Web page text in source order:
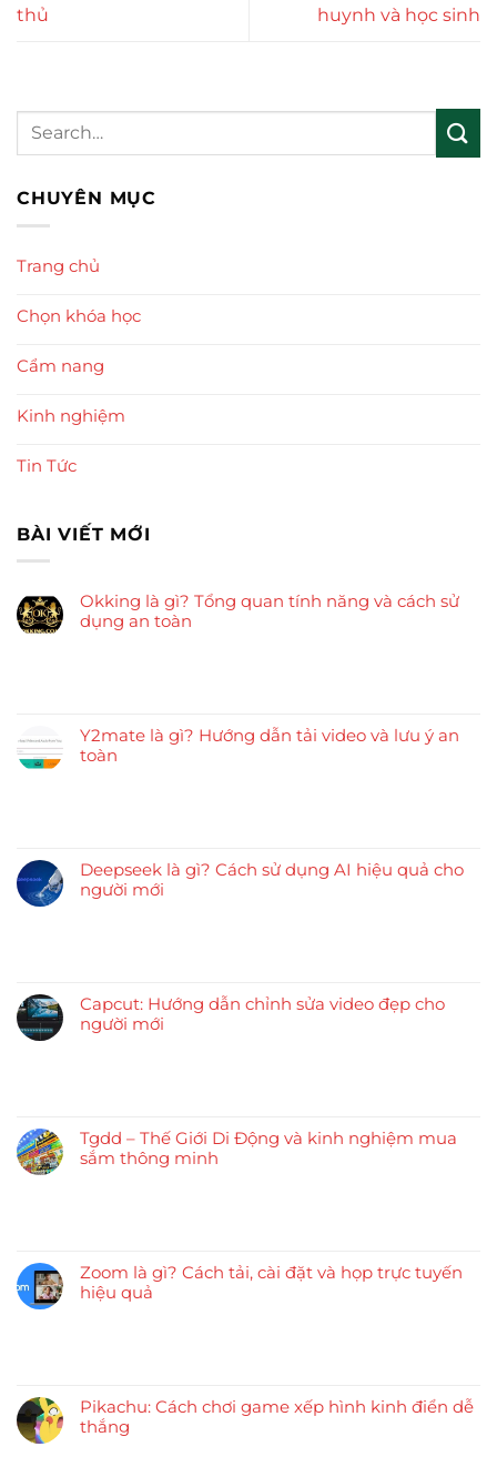
thủ huynh và học sinh
CHUYÊN MỤC
Trang chủ
Chọn khóa học
Cẩm nang
Kinh nghiệm
Tin Tức
BÀI VIẾT MỚI
Okking là gì? Tổng quan tính năng và cách sử
dụng an toàn
Y2mate là gì? Hướng dẫn tải video và lưu ý an
toàn
Deepseek là gì? Cách sử dụng AI hiệu quả cho
người mới
Capcut: Hướng dẫn chỉnh sửa video đẹp cho
người mới
Tgdd – Thế Giới Di Động và kinh nghiệm mua
sắm thông minh
Zoom là gì? Cách tải, cài đặt và họp trực tuyến
hiệu quả
Pikachu: Cách chơi game xếp hình kinh điển dễ
thắng